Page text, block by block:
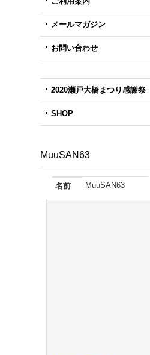
メールマガジン
お問い合わせ
2020瀬戸大橋まつり感謝祭
SHOP
MuuSAN63
名前 MuuSAN63